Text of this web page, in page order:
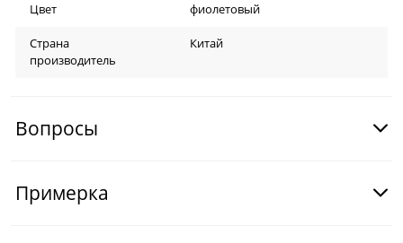
Цвет фиолетовый
Страна
производитель
Китай
Вопросы
Примерка